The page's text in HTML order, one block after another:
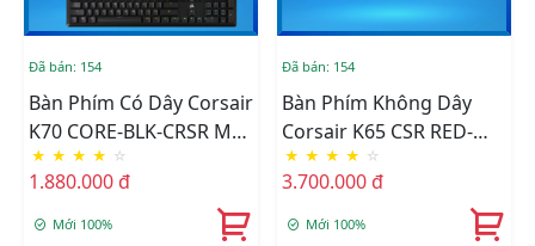
Đã bán: 154
Bàn Phím Có Dây Corsair
K70 CORE-BLK-CRSR MX-
RGB (CH-910971E-NA)
★ ★ ★ ★ ☆
1.880.000 đ
Mới 100%
Đã bán: 154
Bàn Phím Không Dây
Corsair K65 CSR RED-
BLK-GREY-RGB
★ ★ ★ ★ ☆
3.700.000 đ
Mới 100%